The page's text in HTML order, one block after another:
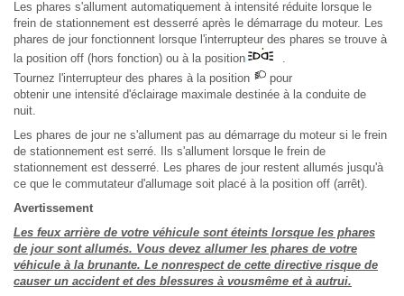
Les phares s'allument automatiquement à intensité réduite lorsque le
frein de stationnement est desserré après le démarrage du moteur. Les
phares de jour fonctionnent lorsque l'interrupteur des phares se trouve à
la position off (hors fonction) ou à la position
.
Tournez l'interrupteur des phares à la position
pour
obtenir une intensité d'éclairage maximale destinée à la conduite de
nuit.
Les phares de jour ne s'allument pas au démarrage du moteur si le frein
de stationnement est serré. Ils s'allument lorsque le frein de
stationnement est desserré. Les phares de jour restent allumés jusqu'à
ce que le commutateur d'allumage soit placé à la position off (arrêt).
Avertissement
Les feux arrière de votre véhicule sont éteints lorsque les phares
de jour sont allumés. Vous devez allumer les phares de votre
véhicule à la brunante. Le nonrespect de cette directive risque de
causer un accident et des blessures à vousmême et à autrui.